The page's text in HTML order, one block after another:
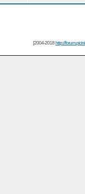
[2004-2018http://